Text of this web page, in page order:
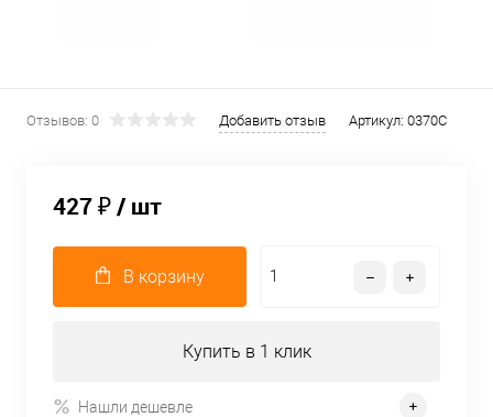
Отзывов: 0 Добавить отзыв Артикул: 0370С
427 ₽/ шт
В корзину
Купить в 1 клик
Нашли дешевле